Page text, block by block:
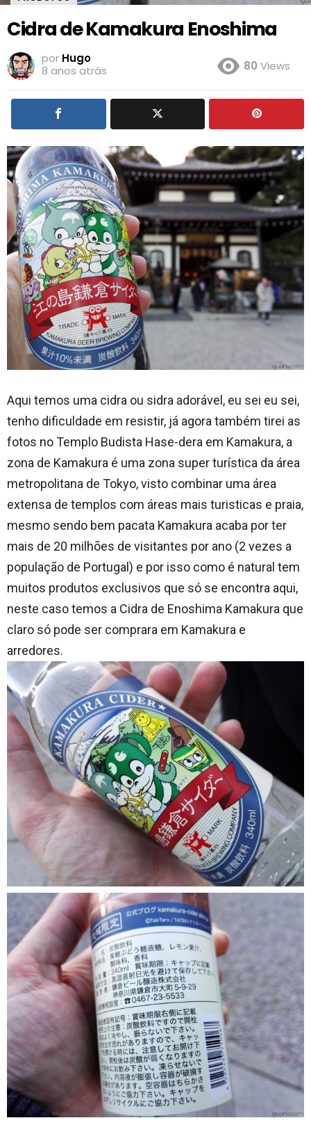
Cidra de Kamakura Enoshima
por Hugo
8 anos atrás
80 Views
Aqui temos uma cidra ou sidra adorável, eu sei eu sei,
tenho dificuldade em resistir, já agora também tirei as
fotos no Templo Budista Hase-dera em Kamakura, a
zona de Kamakura é uma zona super turística da área
metropolitana de Tokyo, visto combinar uma área
extensa de templos com áreas mais turisticas e praia,
mesmo sendo bem pacata Kamakura acaba por ter
mais de 20 milhões de visitantes por ano (2 vezes a
população de Portugal) e por isso como é natural tem
muitos produtos exclusivos que só se encontra aqui,
neste caso temos a Cidra de Enoshima Kamakura que
claro só pode ser comprara em Kamakura e
arredores.